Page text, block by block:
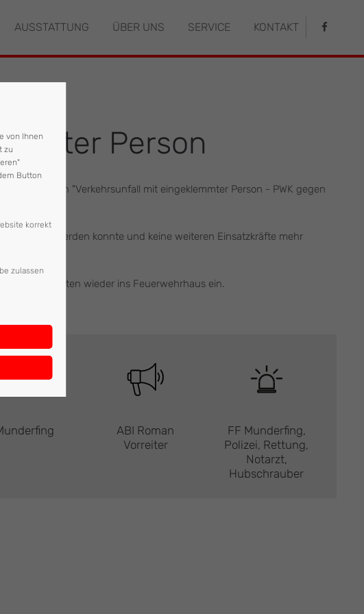
col3" existiert
Der Eintrag "offcanvas-col4" existiert
AUSSTATTUNG ÜBER UNS SERVICE KONTAKT
Person
Stichworten "Verkehrsunfall mit eingeklemmter Person - PWK gegen
befreit werden konnte und keine weiteren Einsatzkräfte mehr
Minuten wieder ins Feuerwehrhaus ein.
ABI Roman
Vorreiter
FF Munderfing,
Polizei, Rettung,
Notarzt,
Hubschrauber
von Ihnen
zu
Button
korrekt
zulassen